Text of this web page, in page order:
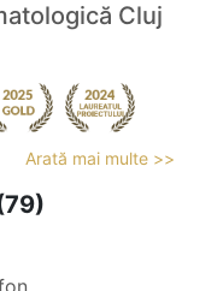
Cluj
Arată mai multe >>